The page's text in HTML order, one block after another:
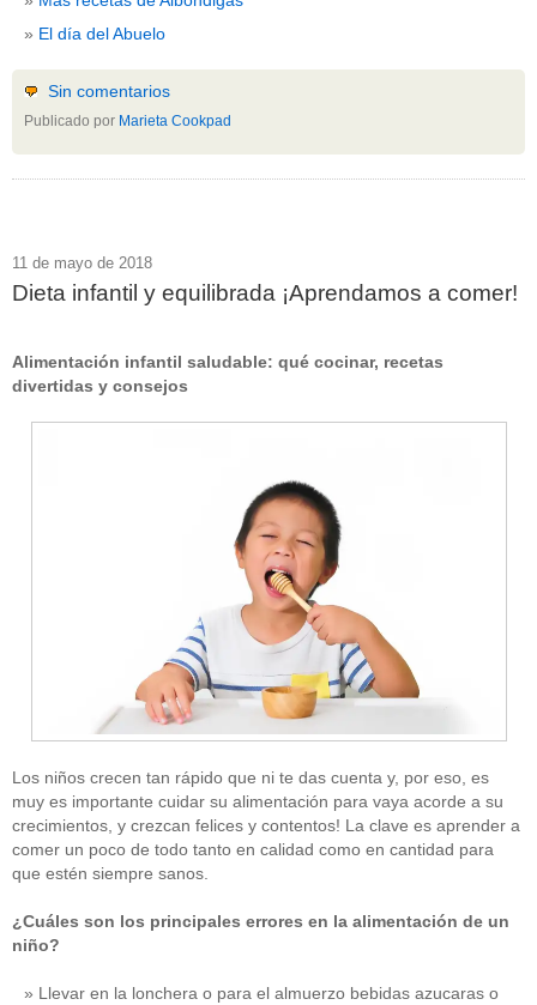
El día del Abuelo
Sin comentarios
Publicado por Marieta Cookpad
11 de mayo de 2018
Dieta infantil y equilibrada ¡Aprendamos a comer!
Alimentación infantil saludable: qué cocinar, recetas
divertidas y consejos
Los niños crecen tan rápido que ni te das cuenta y, por eso, es
muy es importante cuidar su alimentación para vaya acorde a su
crecimientos, y crezcan felices y contentos! La clave es aprender a
comer un poco de todo tanto en calidad como en cantidad para
que estén siempre sanos.
¿Cuáles son los principales errores en la alimentación de un
niño?
Llevar en la lonchera o para el almuerzo bebidas azucaras o